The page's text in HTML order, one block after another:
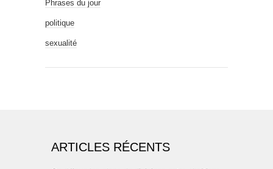
Phrases du jour
politique
sexualité
ARTICLES RÉCENTS